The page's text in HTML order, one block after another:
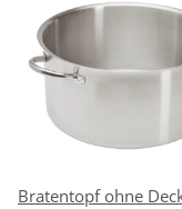
Bratentopf ohne